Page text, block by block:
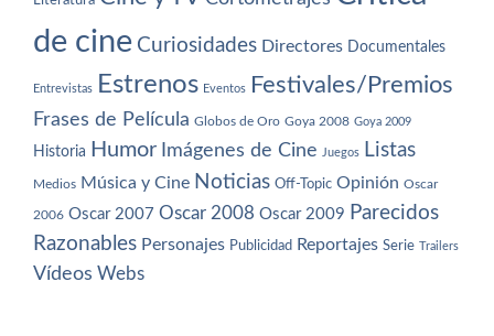
de cine Curiosidades Directores Documentales
Entrevistas Estrenos Eventos Festivales/Premios
Frases de Película Globos de Oro Goya 2008 Goya 2009
Historia Humor Imágenes de Cine Juegos Listas
Medios Música y Cine Noticias Off-Topic Opinión Oscar
2006 Oscar 2007 Oscar 2008 Oscar 2009 Parecidos
Razonables Personajes Publicidad Reportajes Serie Trailers
Vídeos Webs